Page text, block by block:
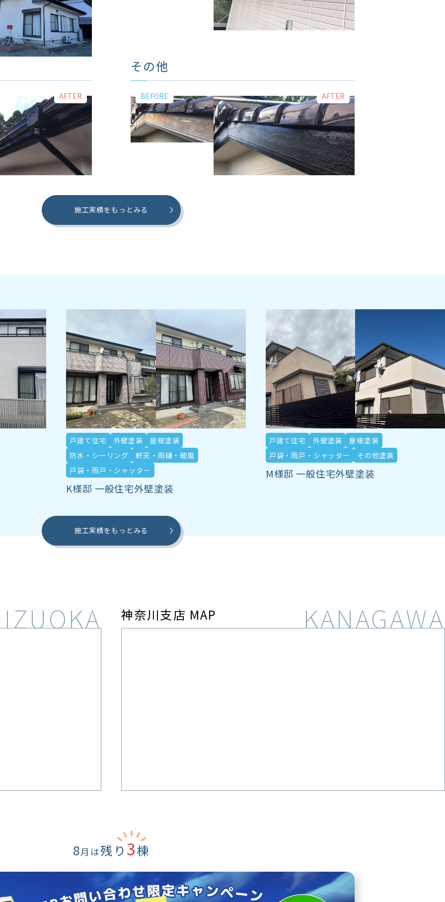
その他
施工実績をもっとみる
戸建て住宅 外壁塗装
屋根塗装
防水・シーリング
軒天・雨樋・破風
戸袋・雨戸・シャッター
K様邸 一般住宅外壁塗装
戸建て住宅 外壁塗装
屋根塗装
戸袋・雨戸・シャッター
その他塗装
M様邸 一般住宅外壁塗装
施工実績をもっとみる
神奈川支店 MAP
8月は残り 3棟